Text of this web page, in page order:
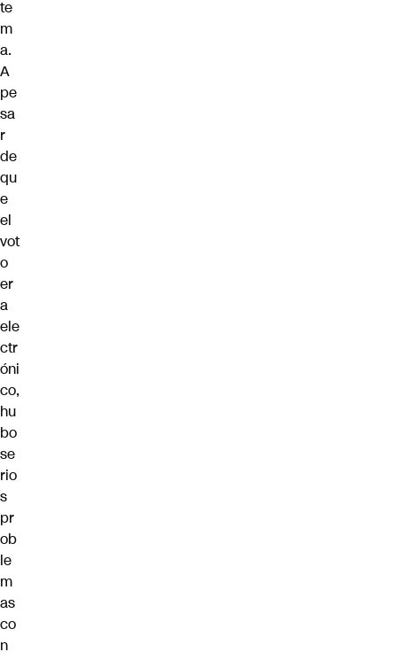
te
m
a.
A
pe
sa
r
de
qu
e
el
vot
o
er
a
ele
ctr
óni
co,
hu
bo
se
rio
s
pr
ob
le
m
as
co
n